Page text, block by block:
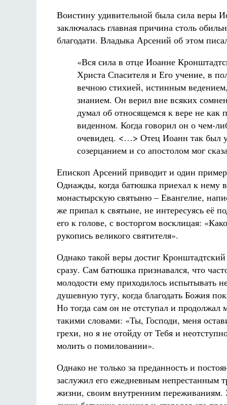
Воистину удивительной была сила веры
заключалась главная причина столь
благодати. Владыка Арсений об этом
«Вся сила в отце Иоанне
Христа Спасителя и Его учение, в
вечною стихией, истинным
знанием. Он верил вне всяких
думал об относящемся к вере не
виденном. Когда говорил он о чем-
очевидец. <…> Отец Иоанн так был
созерцанием и со апостолом мог
Епископ Арсений приводит и один
Однажды, когда батюшка приехал к нему
монастырскую святыню – Евангелие,
же припал к святыне, не интересуясь её
его к голове, с восторгом восклицая:
рукопись великого святителя».
Однако такой веры достиг
сразу. Сам батюшка признавался, что
молодости ему приходилось испытывать
душевную тугу, когда благодать Божия
Но тогда сам он не отступал и продолжал
такими словами: «Ты, Господи, меня
грехи, но я не отойду от Тебя и
молить о помиловании».
Однако не только за преданность и
заслужил его ежедневным непрестанным
жизни, своим внутренним переживаниям.